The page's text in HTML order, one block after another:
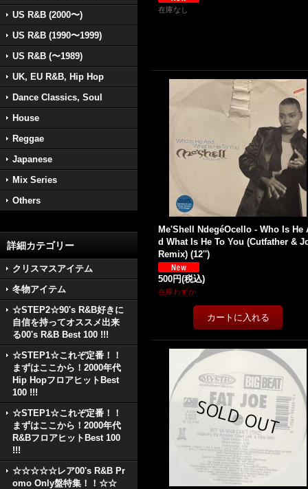
US R&B (2000〜)
US R&B (1990〜1999)
US R&B (〜1989)
UK, EU R&B, Hip Hop
Dance Classics, Soul
House
Reggae
Japanese
Mix Series
Others
詳細カテゴリー
クリスマスアイテム
冬物アイテム
☆STEP2☆90's R&B好きに
自信を持ってオススメ出来
る00's R&B Best 100 !!!
☆STEP1☆これぞ定番！！
まずはここから！2000年代
Hip HopフロアヒットBest
100 !!!
☆STEP1☆これぞ定番！！
まずはここから！2000年代
R&BフロアヒットBest 100
!!!
☆☆☆☆☆レア00's R&B Pr
omo Only盤特集！！☆☆
在庫なし
Me'Shell NdegéOcello - Who Is He
d What Is He To You (Cutfather &
Remix) (12'')
500円(税込)
在庫わずか